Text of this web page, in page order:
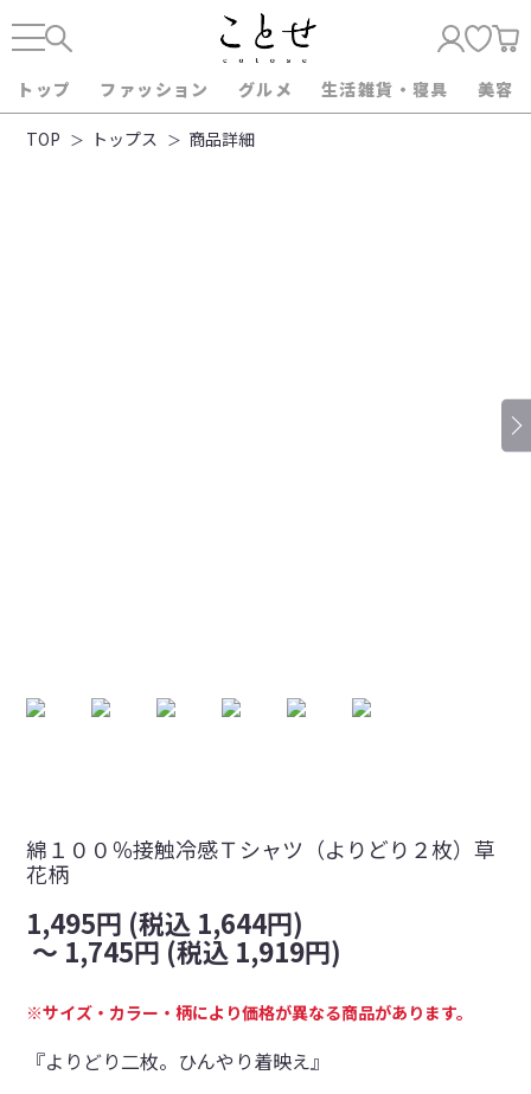
トップ ファッション グルメ 生活雑貨・寝具 美容
TOP トップス 商品詳細
綿１００％接触冷感Ｔシャツ（よりどり２枚）草
花柄
1,495円 (税込 1,644円)
～ 1,745円 (税込 1,919円)
※サイズ・カラー・柄により価格が異なる商品があります。
『よりどり二枚。ひんやり着映え』